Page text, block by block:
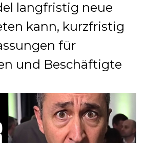
langfristig neue
kann, kurzfristig
für
und Beschäftigte